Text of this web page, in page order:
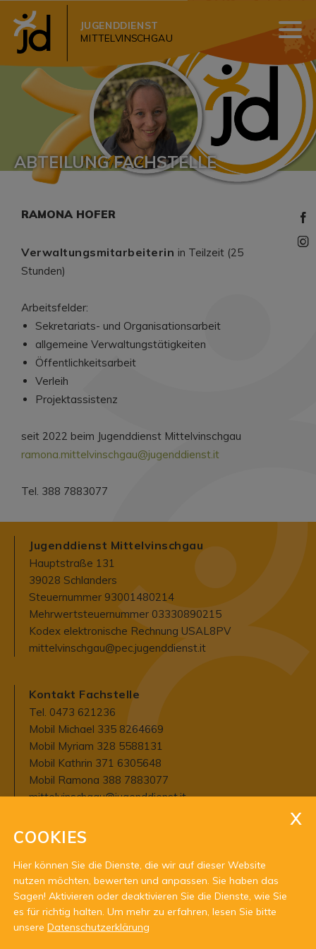
JUGENDDIENST
MITTELVINSCHGAU
ABTEILUNG FACHSTELLE
RAMONA HOFER
Verwaltungsmitarbeiterin in Teilzeit (25
Stunden)
Arbeitsfelder:
Sekretariats- und Organisationsarbeit
allgemeine Verwaltungstätigkeiten
Öffentlichkeitsarbeit
Verleih
Projektassistenz
seit 2022 beim Jugenddienst Mittelvinschgau
ramona.mittelvinschgau@jugenddienst.it
Tel. 388 7883077
Jugenddienst Mittelvinschgau
Hauptstraße 131
39028 Schlanders
Steuernummer 93001480214
Mehrwertsteuernummer 03330890215
Kodex elektronische Rechnung USAL8PV
mittelvinschgau@pec.jugenddienst.it
Kontakt Fachstelle
Tel. 0473 621236
Mobil Michael 335 8264669
Mobil Myriam 328 5588131
Mobil Kathrin 371 6305648
Mobil Ramona 388 7883077
mittelvinschgau@jugenddienst.it
Öffnungszeiten
Dienstag bis Freitag von 9 - 12 Uhr
und nach Vereinbarung jederzeit außer
montags
COOKIES
Hier können Sie die Dienste, die wir auf dieser Website
nutzen möchten, bewerten und anpassen. Sie haben das
Sagen! Aktivieren oder deaktivieren Sie die Dienste, wie Sie
es für richtig halten. Um mehr zu erfahren, lesen Sie bitte
unsere Datenschutzerklärung